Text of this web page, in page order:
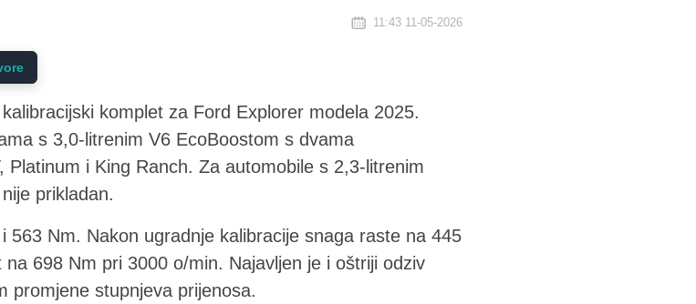
11:43 11-05-2026
komplet za Ford Explorer modela 2025.
s 3,0-litrenim V6 EcoBoostom s dvama
i King Ranch. Za automobile s 2,3-litrenim
prikladan.
563 Nm. Nakon ugradnje kalibracije snaga raste na 445
698 Nm pri 3000 o/min. Najavljen je i oštriji odziv
promjene stupnjeva prijenosa.